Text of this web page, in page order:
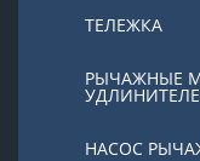
ТЕЛЕЖКА
РЫЧАЖНЫЕ
НАСОС